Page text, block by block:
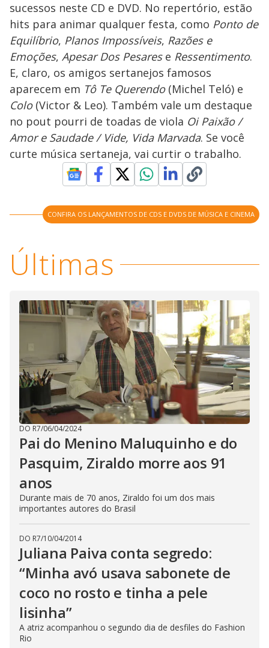
sucessos neste CD e DVD. No repertório, estão
hits para animar qualquer festa, como Ponto de
Equilíbrio, Planos Impossíveis, Razões e
Emoções, Apesar Dos Pesarese Ressentimento.
E, claro, os amigos sertanejos famosos
aparecem em Tô Te Querendo(Michel Teló) e
Colo(Victor & Leo). Também vale um destaque
no pout pourri de toadas de viola Oi Paixão /
Amor e Saudade / Vide, Vida Marvada. Se você
curte música sertaneja, vai curtir o trabalho.
CONFIRA OS LANÇAMENTOS DE CDS E DVDS DE MÚSICA E CINEMA
Últimas
DO R7/06/04/2024
Pai do Menino Maluquinho e do
Pasquim, Ziraldo morre aos 91
anos
Durante mais de 70 anos, Ziraldo foi um dos mais
importantes autores do Brasil
DO R7/10/04/2014
Juliana Paiva conta segredo:
“Minha avó usava sabonete de
coco no rosto e tinha a pele
lisinha”
A atriz acompanhou o segundo dia de desfiles do Fashion
Rio